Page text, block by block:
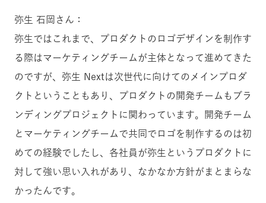
弥生 石岡さん：
弥生ではこれまで、プロダクトのロゴデザインを制作す
る際はマーケティングチームが主体となって進めてきた
のですが、弥生 Nextは次世代に向けてのメインプロダ
クトということもあり、プロダクトの開発チームもブラ
ンディングプロジェクトに関わっています。開発チーム
とマーケティングチームで共同でロゴを制作するのは初
めての経験でしたし、各社員が弥生というプロダクトに
対して強い思い入れがあり、なかなか方針がまとまらな
かったんです。